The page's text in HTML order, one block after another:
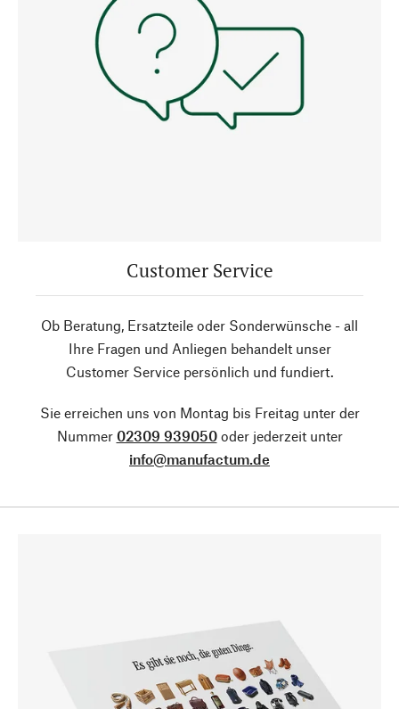
Customer Service
Ob Beratung, Ersatzteile oder Sonderwünsche - all
Ihre Fragen und Anliegen behandelt unser
Customer Service persönlich und fundiert.
Sie erreichen uns von Montag bis Freitag unter der
Nummer 02309 939050oder jederzeit unter
info@manufactum.de